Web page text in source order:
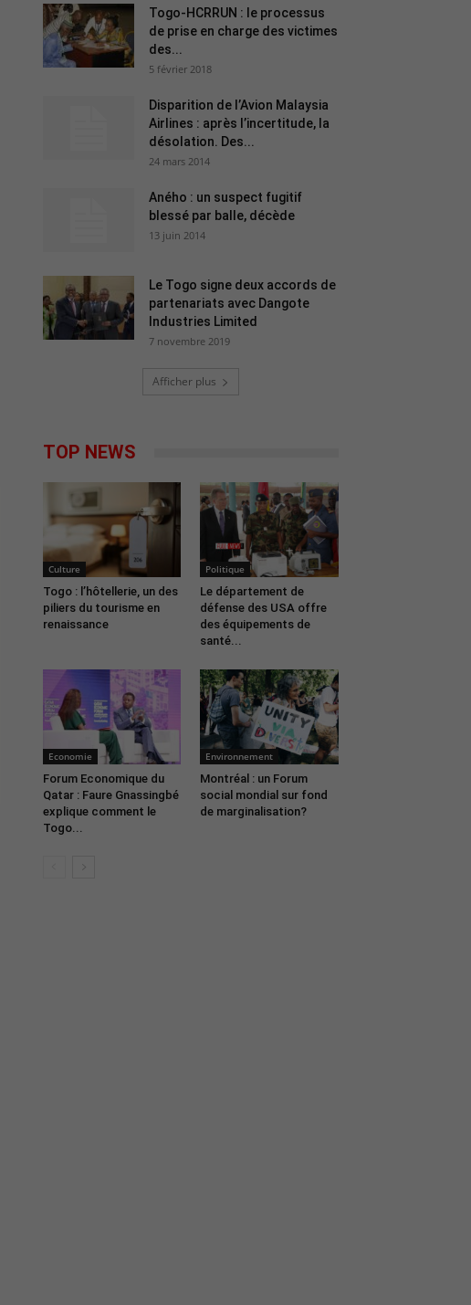
Togo-HCRRUN : le processus
de prise en charge des victimes
des...
5 février 2018
Disparition de l’Avion Malaysia
Airlines : après l’incertitude, la
désolation. Des...
24 mars 2014
Aného : un suspect fugitif
blessé par balle, décède
13 juin 2014
Le Togo signe deux accords de
partenariats avec Dangote
Industries Limited
7 novembre 2019
Afficher plus
TOP NEWS
Culture
Togo : l’hôtellerie, un des
piliers du tourisme en
renaissance
Politique
Le département de
défense des USA offre
des équipements de
santé...
Economie
Forum Economique du
Qatar : Faure Gnassingbé
explique comment le
Togo...
Environnement
Montréal : un Forum
social mondial sur fond
de marginalisation?